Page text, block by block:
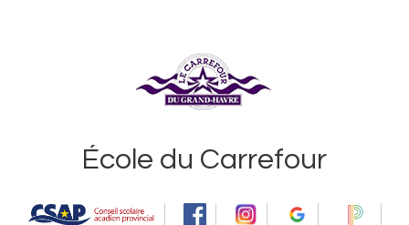
École du Carrefour